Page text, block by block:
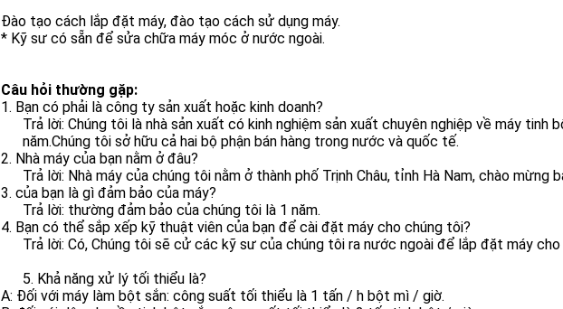
Đào tạo cách lắp đặt máy, đào tạo cách sử dụng máy.
* Kỹ sư có sẵn để sửa chữa máy móc ở nước ngoài.
Câu hỏi thường gặp:
1. Bạn có phải là công ty sản xuất hoặc kinh doanh?
Trả lời: Chúng tôi là nhà sản xuất có kinh nghiệm sản xuất chuyên nghiệp về máy tinh
năm.Chúng tôi sở hữu cả hai bộ phận bán hàng trong nước và quốc tế.
2. Nhà máy của bạn nằm ở đâu?
Trả lời: Nhà máy của chúng tôi nằm ở thành phố Trịnh Châu, tỉnh Hà Nam, chào mừng
3. của bạn là gì đảm bảo của máy?
Trả lời: thường đảm bảo của chúng tôi là 1 năm.
4. Bạn có thể sắp xếp kỹ thuật viên của bạn để cài đặt máy cho chúng tôi?
Trả lời: Có, Chúng tôi sẽ cử các kỹ sư của chúng tôi ra nước ngoài để lắp đặt máy
5. Khả năng xử lý tối thiểu là?
A: Đối với máy làm bột sắn: công suất tối thiểu là 1 tấn / h bột mì / giờ.